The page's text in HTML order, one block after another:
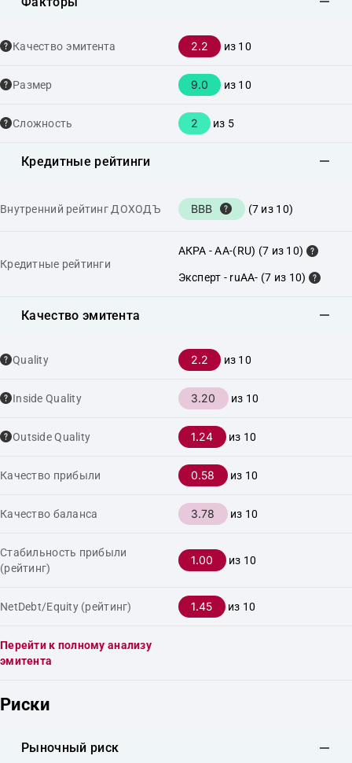
Качество эмитента 2.2 из 10
Размер 9.0 из 10
Сложность 2 из 5
Кредитные рейтинги
Внутренний рейтинг ДОХОДЪ BBB (7 из 10)
Кредитные рейтинги
АКРА - AA-(RU) (7 из 10)
Эксперт - ruAA- (7 из 10)
Качество эмитента
Quality 2.2 из 10
Inside Quality 3.20 из 10
Outside Quality 1.24 из 10
Качество прибыли 0.58 из 10
Качество баланса 3.78 из 10
Стабильность прибыли
(рейтинг)
1.00 из 10
NetDebt/Equity (рейтинг) 1.45 из 10
Перейти к полному анализу
эмитента
Риски
Рыночный риск